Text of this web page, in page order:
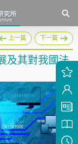
上一篇 下一篇
及其對我國法